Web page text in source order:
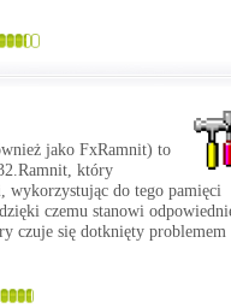
jako FxRamnit) to
który
wykorzystując do tego pamięci
czemu stanowi
czuje się dotknięty problemem